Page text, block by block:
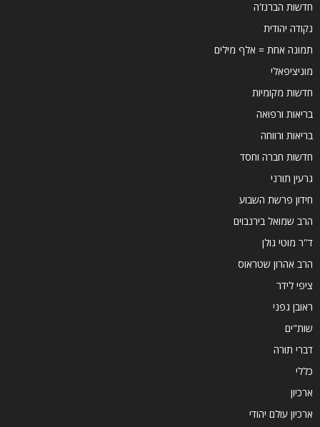
חדשות הברנז'ה
נקודה יהודית
תמונה אחת = אלף מילים
מוניציפאלי
חדשות מקומיות
בריאות ורפואה
בריאות ורווחה
חדשות חברה וחסד
גרעין תורני
חידון פרשת השבוע
הרב שמואל בירנבוים
ד''ר מוטי גולן
הרב אהרון שטראוס
ציפי לידר
ראובן גפני
שות"ים
דברי תורה
כללי
ארכיון
ארכיון עולם יהודי